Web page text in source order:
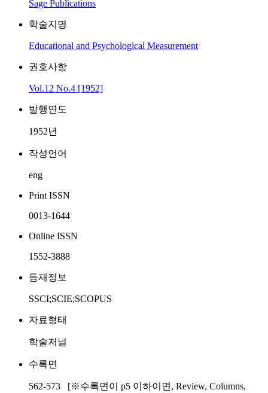
Sage Publications
학술지명
Educational and Psychological Measurement
권호사항
Vol.12 No.4 [1952]
발행연도
1952년
작성언어
eng
Print ISSN
0013-1644
Online ISSN
1552-3888
등재정보
SSCI;SCIE;SCOPUS
자료형태
학술저널
수록면
562-573 [※수록면이 p5 이하이면, Review, Columns,